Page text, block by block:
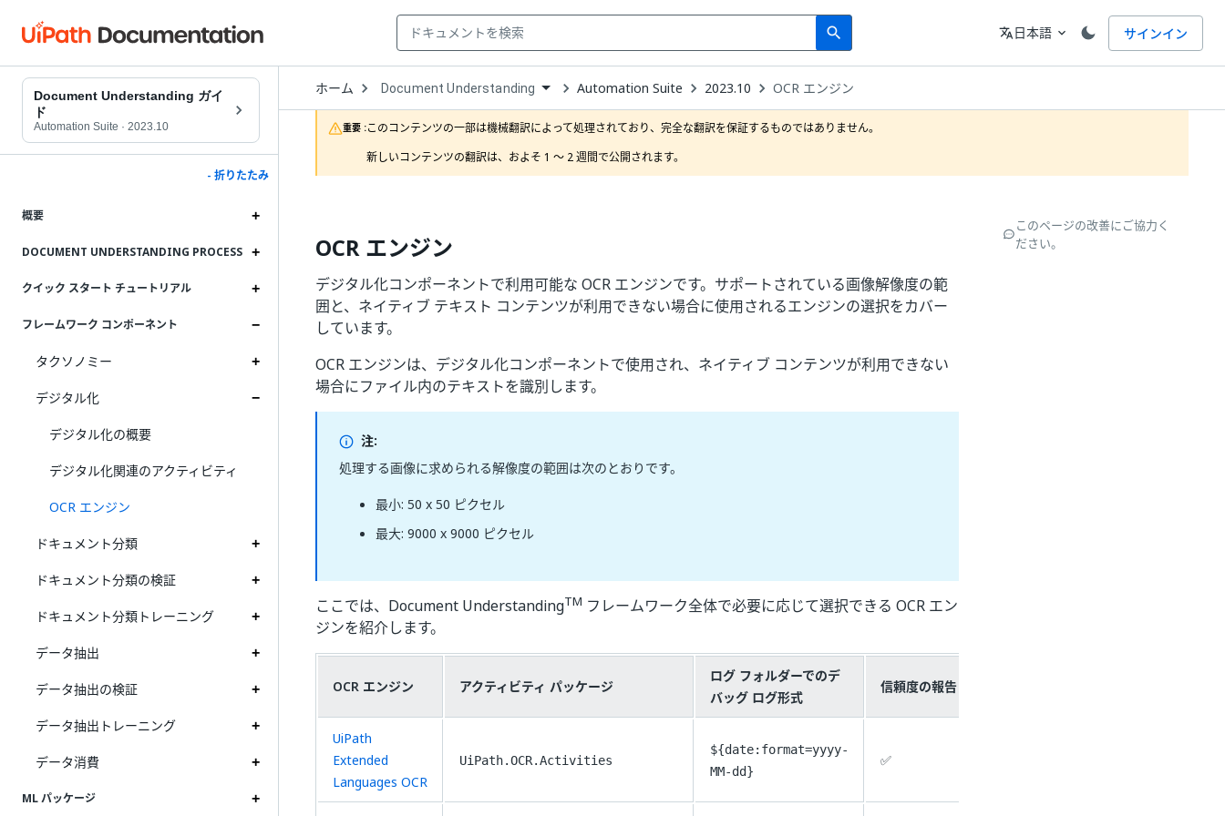
search
Search 言語
translate日本語 expand_more サインイン
Document Understanding ガイ
ド
Automation Suite · 2023.10
- 折りたたみ
概要
DOCUMENT UNDERSTANDING PROCESS
クイック スタート チュートリアル
フレームワーク コンポーネント
タクソノミー
デジタル化
デジタル化の概要
デジタル化関連のアクティビティ
OCR エンジン
ドキュメント分類
ドキュメント分類の検証
ドキュメント分類トレーニング
データ抽出
データ抽出の検証
データ抽出トレーニング
データ消費
ML パッケージ
ホーム Open
Dropdown
to
choose
product
Document Understanding Automation Suite 2023.10 OCR エンジン
重要 :このコンテンツの一部は機械翻訳によって処理されており、完全な翻訳を保証するものではありません。
新しいコンテンツの翻訳は、およそ 1 ～ 2 週間で公開されます。
OCR エンジン
デジタル化コンポーネントで利用可能な OCR エンジンです。サポートされている画像解像度の範
囲と、ネイティブ テキスト コンテンツが利用できない場合に使用されるエンジンの選択をカバー
しています。
OCR エンジンは、デジタル化コンポーネントで使用され、ネイティブ コンテンツが利用できない
場合にファイル内のテキストを識別します。
注:
処理する画像に求められる解像度の範囲は次のとおりです。
最小: 50 x 50 ピクセル
最大: 9000 x 9000 ピクセル
ここでは、Document UnderstandingTM フレームワーク全体で必要に応じて選択できる OCR エン
ジンを紹介します。
OCR エンジン アクティビティ パッケージ
ログ フォルダーでのデ
バッグ ログ形式
信頼度の報告
UiPath
Extended
Languages OCR
UiPath.OCR.Activities
${date:format=yyyy-
MM-dd}
✅
このページの改善にご協力く
ださい。